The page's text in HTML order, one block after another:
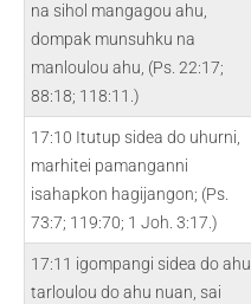
na sihol mangagou ahu,
dompak munsuhku na
manloulou ahu, (Ps. 22:17;
88:18; 118:11.)
17:10 Itutup sidea do uhurni,
marhitei pamanganni
isahapkon hagijangon; (Ps.
73:7; 119:70; 1 Joh. 3:17.)
17:11 igompangi sidea do ahu,
tarloulou do ahu nuan, sai